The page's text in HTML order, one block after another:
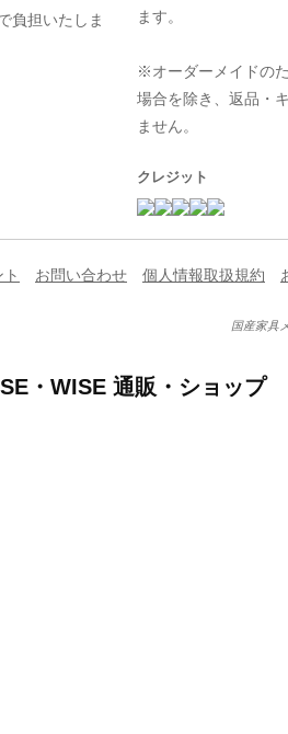
負担いたしま
ます。
※オーダーメイドの
場合を除き、返品・
ません。
クレジット
お問い合わせ 個人情報取扱規約
国産家具
・WISE 通販・ショップ